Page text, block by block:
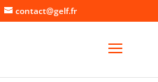
contact@gelf.fr